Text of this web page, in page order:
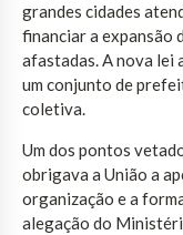
grandes cidades
financiar a expansão
afastadas. A nova lei
um conjunto de
coletiva.
Um dos pontos
obrigava a União a
organização e a
alegação do